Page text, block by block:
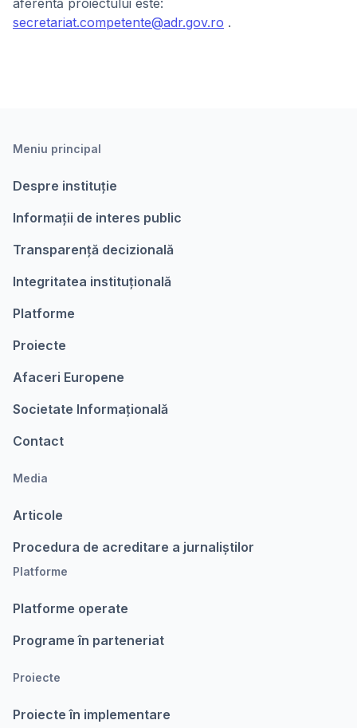
aferentă proiectului este:
secretariat.competente@adr.gov.ro .
Meniu principal
Despre instituție
Informații de interes public
Transparență decizională
Integritatea instituțională
Platforme
Proiecte
Afaceri Europene
Societate Informațională
Contact
Media
Articole
Procedura de acreditare a jurnaliștilor
Platforme
Platforme operate
Programe în parteneriat
Proiecte
Proiecte în implementare